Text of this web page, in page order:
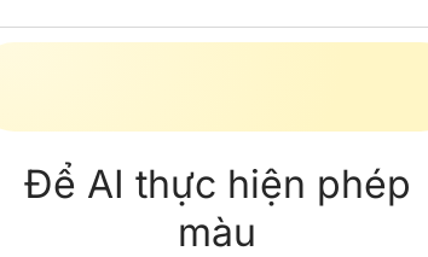
Để AI thực hiện phép
màu